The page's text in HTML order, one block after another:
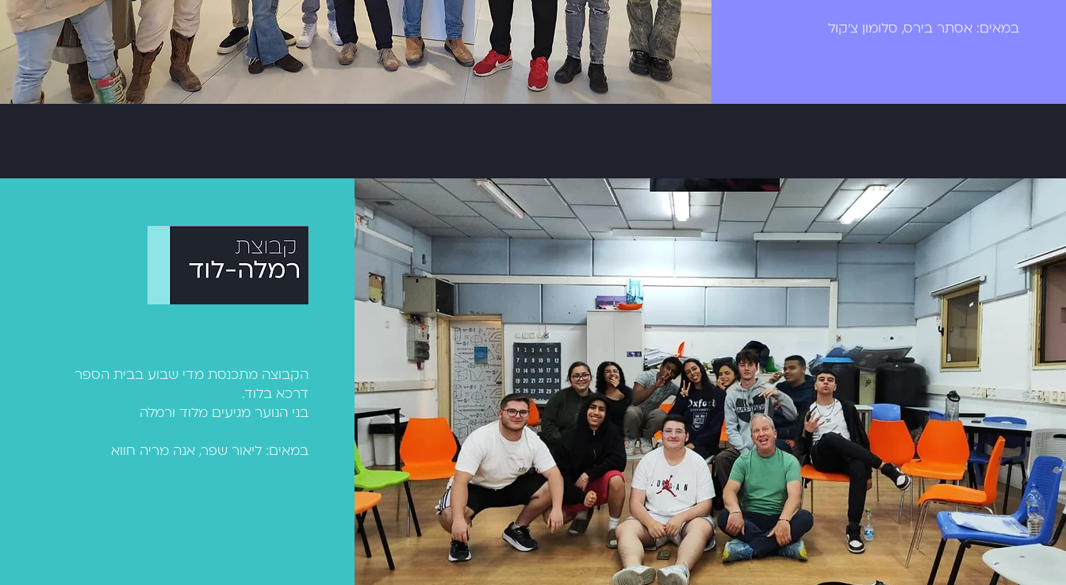
במאים: אסתר בירס, סלומון צ'קול
הקבוצה מתכנסת מדי שבוע בבית הספר
דרכא בלוד.
בני הנוער מגיעים מלוד ורמלה
במאים: ליאור שפר, אנה מריה חווא